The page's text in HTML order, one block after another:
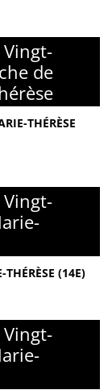
de
THÉRÈSE
(14E)